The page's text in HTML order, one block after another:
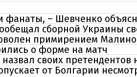
фанаты, – Шевченко
сборной Украины
примирением
о форме на матч
своих претендентов
от Болгарии